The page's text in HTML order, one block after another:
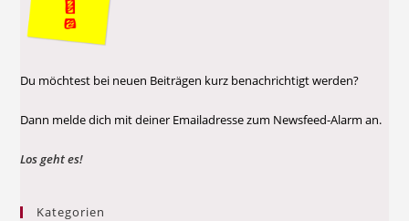
Du möchtest bei neuen Beiträgen kurz benachrichtigt werden?
Dann melde dich mit deiner Emailadresse zum Newsfeed-Alarm an.
Los geht es!
Kategorien